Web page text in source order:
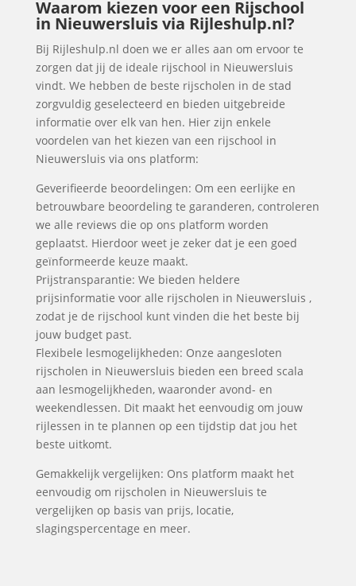
Waarom kiezen voor een Rijschool
in Nieuwersluis via Rijleshulp.nl?
Bij Rijleshulp.nl doen we er alles aan om ervoor te
zorgen dat jij de ideale rijschool in Nieuwersluis
vindt. We hebben de beste rijscholen in de stad
zorgvuldig geselecteerd en bieden uitgebreide
informatie over elk van hen. Hier zijn enkele
voordelen van het kiezen van een rijschool in
Nieuwersluis via ons platform:
Geverifieerde beoordelingen: Om een eerlijke en
betrouwbare beoordeling te garanderen, controleren
we alle reviews die op ons platform worden
geplaatst. Hierdoor weet je zeker dat je een goed
geïnformeerde keuze maakt.
Prijstransparantie: We bieden heldere
prijsinformatie voor alle rijscholen in Nieuwersluis ,
zodat je de rijschool kunt vinden die het beste bij
jouw budget past.
Flexibele lesmogelijkheden: Onze aangesloten
rijscholen in Nieuwersluis bieden een breed scala
aan lesmogelijkheden, waaronder avond- en
weekendlessen. Dit maakt het eenvoudig om jouw
rijlessen in te plannen op een tijdstip dat jou het
beste uitkomt.
Gemakkelijk vergelijken: Ons platform maakt het
eenvoudig om rijscholen in Nieuwersluis te
vergelijken op basis van prijs, locatie,
slagingspercentage en meer.